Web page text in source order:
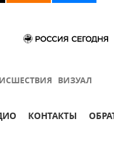
ВИЗУАЛ
КОНТАКТЫ